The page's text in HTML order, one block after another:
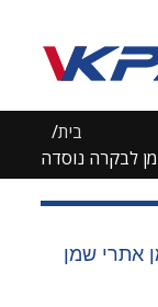
בית
אתרי שמן